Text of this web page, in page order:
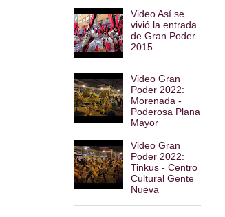
Video Así se
vivió la entrada
de Gran Poder
2015
Video Gran
Poder 2022:
Morenada -
Poderosa Plana
Mayor
Video Gran
Poder 2022:
Tinkus - Centro
Cultural Gente
Nueva